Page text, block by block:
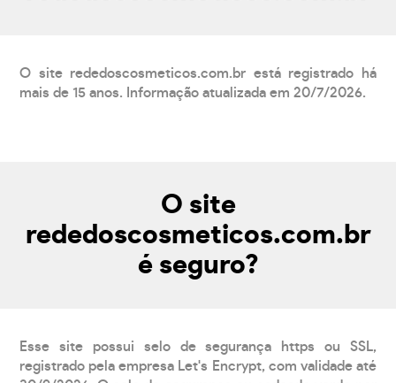
O site rededoscosmeticos.com.br está registrado há
mais de 15 anos. Informação atualizada em 20/7/2026.
O site
rededoscosmeticos.com.br
é seguro?
Esse site possui selo de segurança https ou SSL,
registrado pela empresa Let's Encrypt, com validade até